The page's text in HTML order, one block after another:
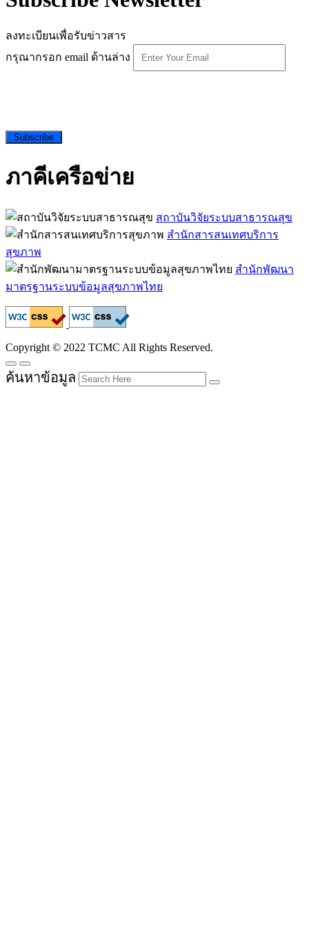
ลงทะเบียนเพื่อรับข่าวสาร
กรุณากรอก email ด้านล่าง
Subscribe
ภาคีเครือข่าย
สถาบันวิจัยระบบสาธารณสุข
สำนักสารสนเทศบริการ
สุขภาพ
สำนักพัฒนา
มาตรฐานระบบข้อมูลสุขภาพไทย
Copyright © 2022 TCMC All Rights Reserved.
ค้นหาข้อมูล